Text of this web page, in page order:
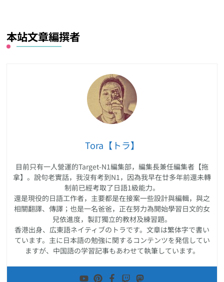
本站文章編撰者
Tora【トラ】
目前只有一人營運的Target-N1編集部，編集長兼任編集者【拖
拿】。說句老實話，我沒有考到N1，因為我早在廿多年前還未轉
制前已經考取了日語1級能力。
還是現役的日語工作者，主要都是在接案一些設計與編輯，與之
相關翻譯、傳譯；也是一名爸爸，正在努力為開始學習日文的女
兒依進度，製訂獨立的教材及練習題。
香港出身、広東語ネイティブのトラです。文章は繁体字で書い
ています。主に日本語の勉強に関するコンテンツを発信してい
ますが、中国語の学習記事もあわせて執筆しています。